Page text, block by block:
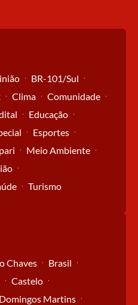
BR-101/Sul
Clima
Comunidade
Educação
Esportes
Meio Ambiente
Turismo
Chaves
Brasil
Castelo
Domingos Martins